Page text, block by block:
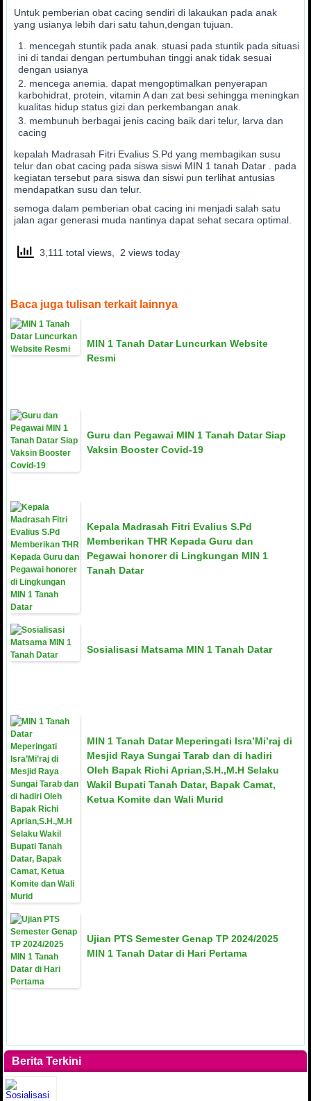
Untuk pemberian obat cacing sendiri di lakaukan pada anak
yang usianya lebih dari satu tahun,dengan tujuan.
mencegah stuntik pada anak. stuasi pada stuntik pada situasi
ini di tandai dengan pertumbuhan tinggi anak tidak sesuai
dengan usianya
mencega anemia. dapat mengoptimalkan penyerapan
karbohidrat, protein, vitamin A dan zat besi sehingga meningkan
kualitas hidup status gizi dan perkembangan anak.
membunuh berbagai jenis cacing baik dari telur, larva dan
cacing
kepalah Madrasah Fitri Evalius S.Pd yang membagikan susu
telur dan obat cacing pada siswa siswi MIN 1 tanah Datar . pada
kegiatan tersebut para siswa dan siswi pun terlihat antusias
mendapatkan susu dan telur.
semoga dalam pemberian obat cacing ini menjadi salah satu
jalan agar generasi muda nantinya dapat sehat secara optimal.
3,111 total views, 2 views today
Baca juga tulisan terkait lainnya
MIN 1 Tanah Datar Luncurkan Website
Resmi
Guru dan Pegawai MIN 1 Tanah Datar Siap
Vaksin Booster Covid-19
Kepala Madrasah Fitri Evalius S.Pd
Memberikan THR Kepada Guru dan
Pegawai honorer di Lingkungan MIN 1
Tanah Datar
Sosialisasi Matsama MIN 1 Tanah Datar
MIN 1 Tanah Datar Meperingati Isra’Mi’raj di
Mesjid Raya Sungai Tarab dan di hadiri
Oleh Bapak Richi Aprian,S.H.,M.H Selaku
Wakil Bupati Tanah Datar, Bapak Camat,
Ketua Komite dan Wali Murid
Ujian PTS Semester Genap TP 2024/2025
MIN 1 Tanah Datar di Hari Pertama
Berita Terkini